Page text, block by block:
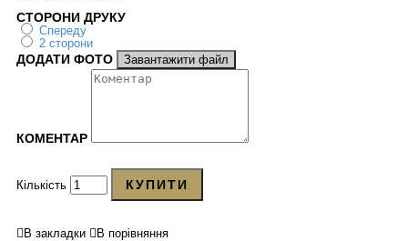
СТОРОНИ ДРУКУ
Спереду
2 сторони
ДОДАТИ ФОТО Завантажити файл
КОМЕНТАР
Кількість КУПИТИ
В закладки В порівняння